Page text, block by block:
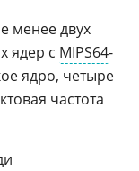
менее двух
ядер с MIPS64-
ядро, четыре
частота